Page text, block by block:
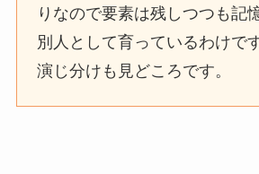
りなので要素は残しつつも記
別人として育っているわけで
演じ分けも見どころです。